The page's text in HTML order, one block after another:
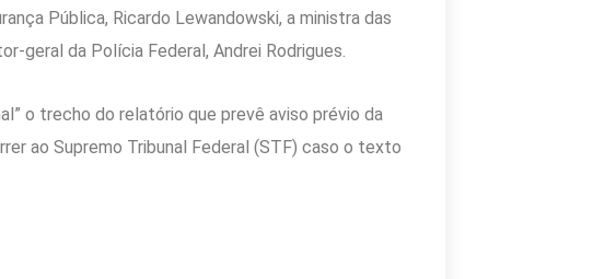
Pública, Ricardo Lewandowski, a ministra das
geral da Polícia Federal, Andrei Rodrigues.
o trecho do relatório que prevê aviso prévio da
ao Supremo Tribunal Federal (STF) caso o texto